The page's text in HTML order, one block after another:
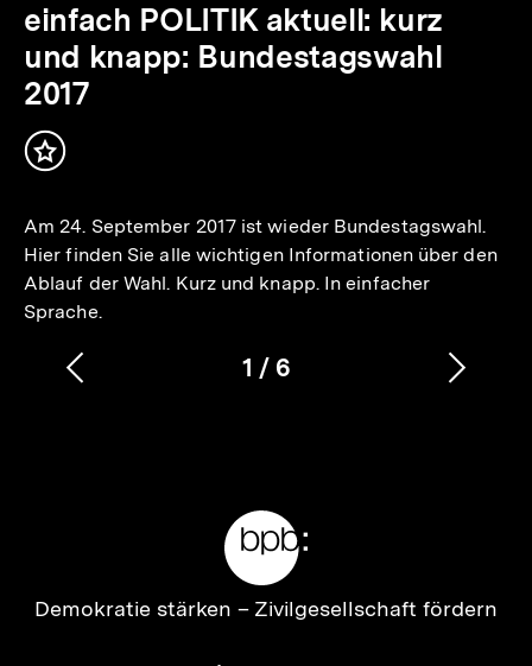
einfach POLITIK aktuell: kurz
und knapp: Bundestagswahl
2017
Inhalt
Am 24. September 2017 ist wieder Bundestagswahl.
Hier finden Sie alle wichtigen Informationen über den
Ablauf der Wahl. Kurz und knapp. In einfacher
Sprache.
Karussellinhalt
1
von
/ 6
Vorherigen
Zur
Demokratie stärken – Zivilgesellschaft fördern